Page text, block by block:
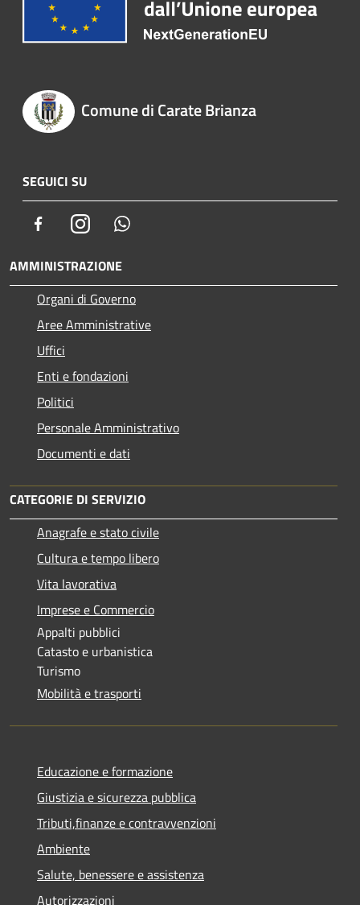
Comune di Carate Brianza
SEGUICI SU
FacebookInstagram
AMMINISTRAZIONE
Organi di Governo
Aree Amministrative
Uffici
Enti e fondazioni
Politici
Personale Amministrativo
Documenti e dati
CATEGORIE DI SERVIZIO
Anagrafe e stato civile
Cultura e tempo libero
Vita lavorativa
Imprese e Commercio
Appalti pubblici
Catasto e urbanistica
Turismo
Mobilità e trasporti
Educazione e formazione
Giustizia e sicurezza pubblica
Tributi,finanze e contravvenzioni
Ambiente
Salute, benessere e assistenza
Autorizzazioni